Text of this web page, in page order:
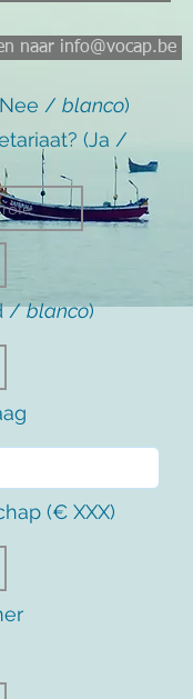
naar info@vocap.be
/ blanco)
(Ja /
/blanco)
(€ XXX)